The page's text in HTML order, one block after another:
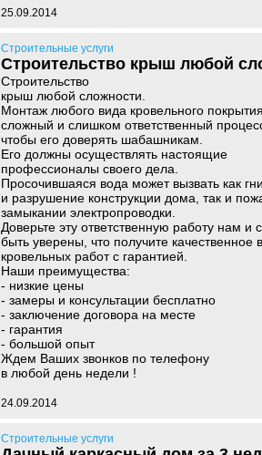
25.09.2014
Строительные услуги
Строительство крыш любой
Строительство
крыш любой сложности.
Монтаж любого вида кровельного покрытия
сложный и слишком ответственный
чтобы его доверять шабашникам.
Его должны осуществлять настоящие
профессионалы своего дела.
Просочившаяся вода может вызвать как
и разрушение конструкции дома, так и
замыкании электропроводки.
Доверьте эту ответственную работу нам и
быть уверены, что получите качественное
кровельных работ с гарантией.
Наши преимущества:
- низкие цены
- замеры и консультации бесплатно
- заключение договора на месте
- гарантия
- большой опыт
Ждем Ваших звонков по телефону
в любой день недели !
24.09.2014
Строительные услуги